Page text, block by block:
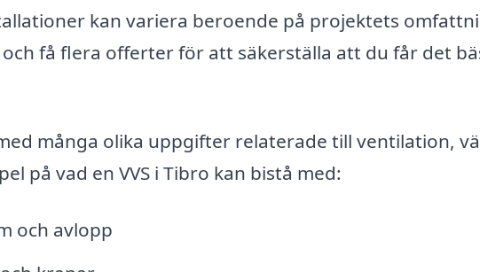
kan variera beroende på projektets
få flera offerter för att säkerställa att du får det
många olika uppgifter relaterade till ventilation,
på vad en VVS i Tibro kan bistå med:
och avlopp